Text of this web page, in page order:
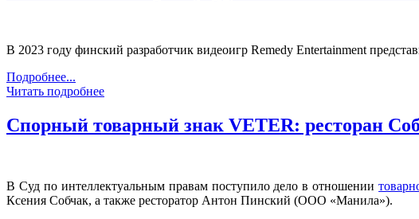
В 2023 году финский разработчик видеоигр Remedy Entertainment
Подробнее...
Читать подробнее
Спорный товарный знак VETER: ресторан
В Суд по интеллектуальным правам поступило дело в отношении
Ксения Собчак, а также ресторатор Антон Пинский (ООО «Манила»).